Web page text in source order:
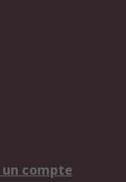
compte